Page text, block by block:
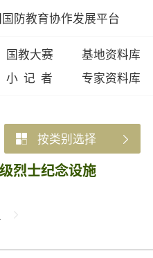
防教育协作发展平台
国教大赛
基地资料库
小 记 者 专家资料库
按类别选择
烈士纪念设施